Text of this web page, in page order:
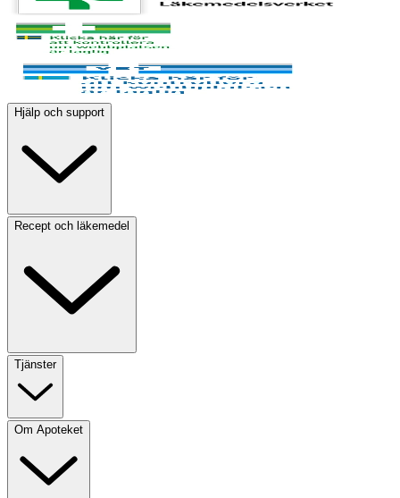
Hjälp och support
Recept och läkemedel
Tjänster
Om Apoteket